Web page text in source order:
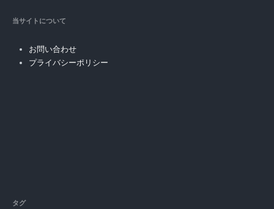
当サイトについて
お問い合わせ
プライバシーポリシー
タグ